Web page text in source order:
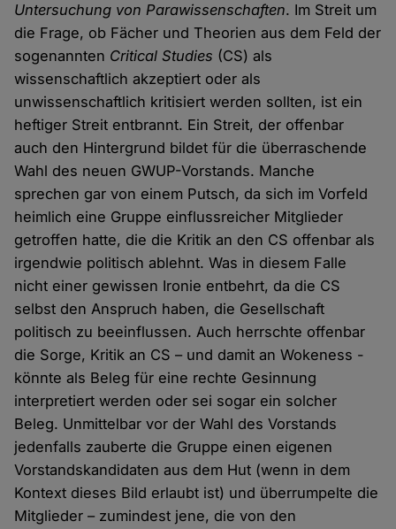
Untersuchung von Parawissenschaften. Im Streit um
die Frage, ob Fächer und Theorien aus dem Feld der
sogenannten Critical Studies (CS) als
wissenschaftlich akzeptiert oder als
unwissenschaftlich kritisiert werden sollten, ist ein
heftiger Streit entbrannt. Ein Streit, der offenbar
auch den Hintergrund bildet für die überraschende
Wahl des neuen GWUP-Vorstands. Manche
sprechen gar von einem Putsch, da sich im Vorfeld
heimlich eine Gruppe einflussreicher Mitglieder
getroffen hatte, die die Kritik an den CS offenbar als
irgendwie politisch ablehnt. Was in diesem Falle
nicht einer gewissen Ironie entbehrt, da die CS
selbst den Anspruch haben, die Gesellschaft
politisch zu beeinflussen. Auch herrschte offenbar
die Sorge, Kritik an CS – und damit an Wokeness -
könnte als Beleg für eine rechte Gesinnung
interpretiert werden oder sei sogar ein solcher
Beleg. Unmittelbar vor der Wahl des Vorstands
jedenfalls zauberte die Gruppe einen eigenen
Vorstandskandidaten aus dem Hut (wenn in dem
Kontext dieses Bild erlaubt ist) und überrumpelte die
Mitglieder – zumindest jene, die von den